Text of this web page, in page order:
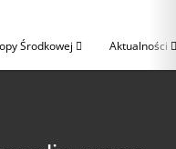
Środkowej Aktualności